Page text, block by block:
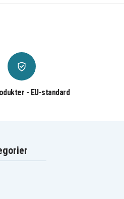
- EU-standard